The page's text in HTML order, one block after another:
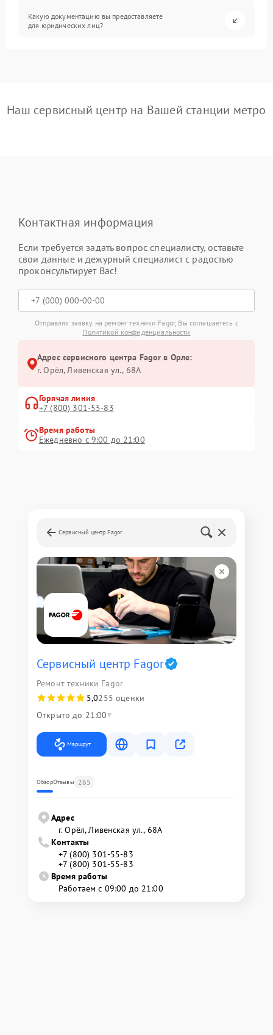
Какую документацию вы предоставляете
для юридических лиц?
Наш сервисный центр на Вашей станции метро
Контактная информация
Если требуется задать вопрос специалисту, оставьте
свои данные и дежурный специалист с радостью
проконсультирует Вас!
Отправляя заявку на ремонт техники Fagor, Вы соглашаетесь с
Политикой конфиденциальности
Адрес сервисного центра Fagor в Орле:
г. Орёл, Ливенская ул., 68А
Горячая линия
+7 (800) 301-55-83
Время работы
Ежедневно с 9:00 до 21:00
Сервисный центр Fagor
Сервисный центр Fagor
Ремонт техники Fagor
5,0255 оценки
Открыто до 21:00
Маршрут
ОбзорОтзывы 265
Адрес
г. Орёл, Ливенская ул., 68А
Контакты
+7 (800) 301-55-83
+7 (800) 301-55-83
Время работы
Работаем с 09:00 до 21:00